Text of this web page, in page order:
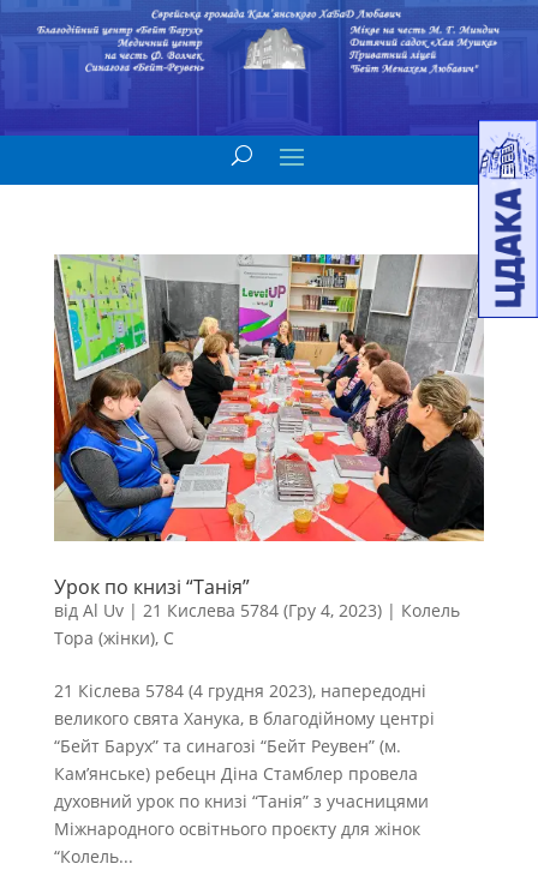
Урок по книзі “Танія”
від Al Uv| 21 Кислева 5784 (Гру 4, 2023)| Колель
Тора (жінки), С
21 Кіслева 5784 (4 грудня 2023), напередодні
великого свята Ханука, в благодійному центрі
“Бейт Барух” та синагозі “Бейт Реувен” (м.
Кам’янське) ребецн Діна Стамблер провела
духовний урок по книзі “Танія” з учасницями
Міжнародного освітнього проєкту для жінок
“Колель...